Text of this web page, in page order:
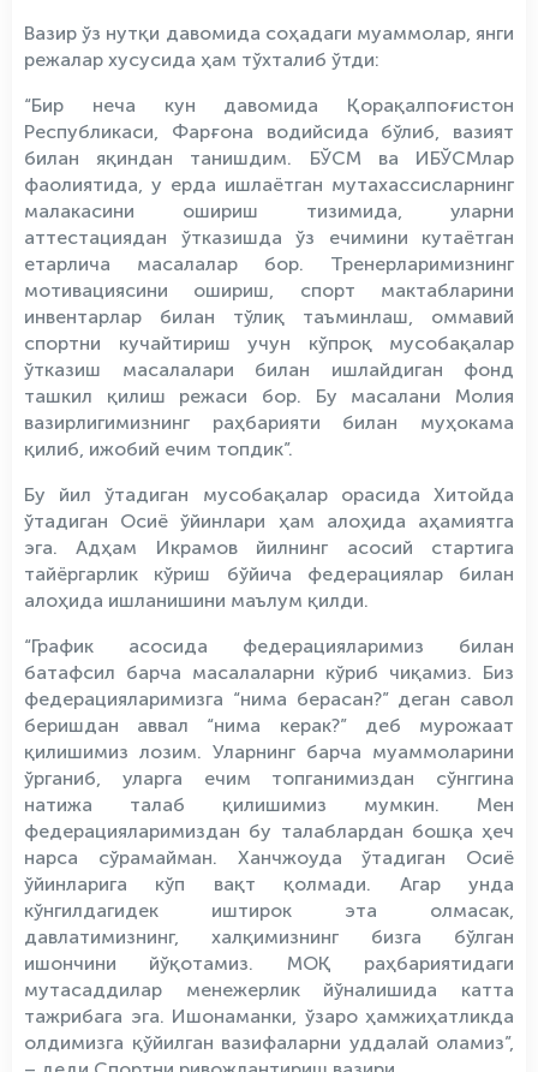
Вазир ўз нутқи давомида соҳадаги муаммолар, янги
режалар хусусида ҳам тўхталиб ўтди:
“Бир неча кун давомида Қорақалпоғистон
Республикаси, Фарғона водийсида бўлиб, вазият
билан яқиндан танишдим. БЎСМ ва ИБЎСМлар
фаолиятида, у ерда ишлаётган мутахассисларнинг
малакасини ошириш тизимида, уларни
аттестациядан ўтказишда ўз ечимини кутаётган
етарлича масалалар бор. Тренерларимизнинг
мотивациясини ошириш, спорт мактабларини
инвентарлар билан тўлиқ таъминлаш, оммавий
спортни кучайтириш учун кўпроқ мусобақалар
ўтказиш масалалари билан ишлайдиган фонд
ташкил қилиш режаси бор. Бу масалани Молия
вазирлигимизнинг раҳбарияти билан муҳокама
қилиб, ижобий ечим топдик”.
Бу йил ўтадиган мусобақалар орасида Хитойда
ўтадиган Осиё ўйинлари ҳам алоҳида аҳамиятга
эга. Адҳам Икрамов йилнинг асосий стартига
тайёргарлик кўриш бўйича федерациялар билан
алоҳида ишланишини маълум қилди.
“График асосида федерацияларимиз билан
батафсил барча масалаларни кўриб чиқамиз. Биз
федерацияларимизга “нима берасан?” деган савол
беришдан аввал “нима керак?” деб мурожаат
қилишимиз лозим. Уларнинг барча муаммоларини
ўрганиб, уларга ечим топганимиздан сўнггина
натижа талаб қилишимиз мумкин. Мен
федерацияларимиздан бу талаблардан бошқа ҳеч
нарса сўрамайман. Ханчжоуда ўтадиган Осиё
ўйинларига кўп вақт қолмади. Агар унда
кўнгилдагидек иштирок эта олмасак,
давлатимизнинг, халқимизнинг бизга бўлган
ишончини йўқотамиз. МОҚ раҳбариятидаги
мутасаддилар менежерлик йўналишида катта
тажрибага эга. Ишонаманки, ўзаро ҳамжиҳатликда
олдимизга қўйилган вазифаларни уддалай оламиз”,